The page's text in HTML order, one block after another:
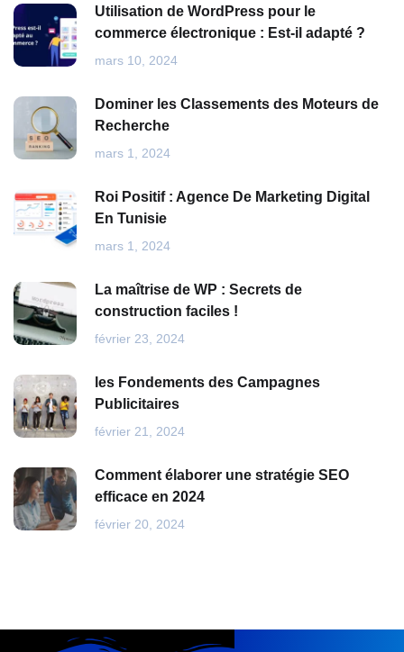
Utilisation de WordPress pour le
commerce électronique : Est-il adapté ?
mars 10, 2024
Dominer les Classements des Moteurs de
Recherche
mars 1, 2024
Roi Positif : Agence De Marketing Digital
En Tunisie
mars 1, 2024
La maîtrise de WP : Secrets de
construction faciles !
février 23, 2024
les Fondements des Campagnes
Publicitaires
février 21, 2024
Comment élaborer une stratégie SEO
efficace en 2024
février 20, 2024